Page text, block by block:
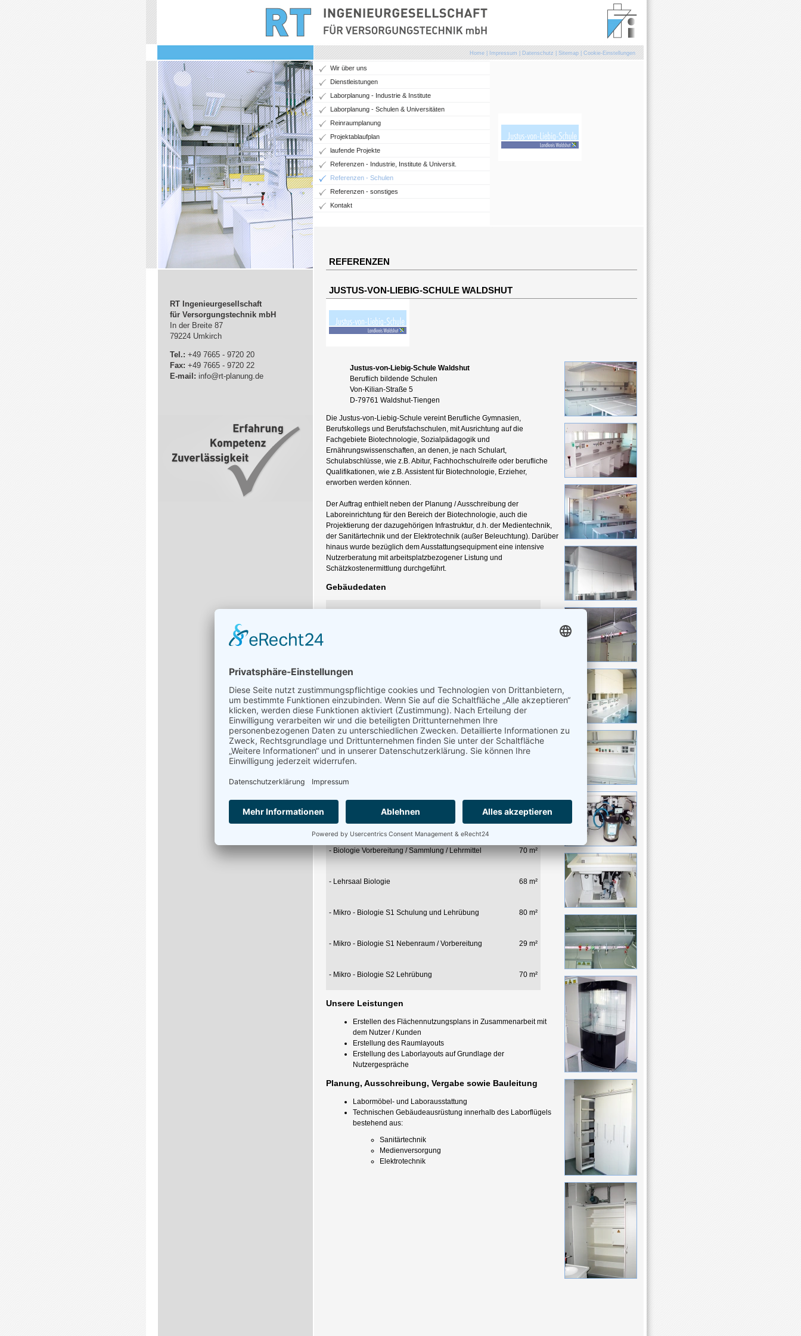
Home| Impressum Datenschutz Sitemap| Cookie-Einstellungen
RT Ingenieurgesellschaft
für Versorgungstechnik mbH
In der Breite 87
79224 Umkirch
Tel.: +49 7665 - 9720 20
Fax: +49 7665 - 9720 22
E-mail: info@rt-planung.de
Wir über uns
Dienstleistungen
Laborplanung - Industrie & Institute
Laborplanung - Schulen & Universitäten
Reinraumplanung
Projektablaufplan
laufende Projekte
Referenzen - Industrie, Institute & Universit.
Referenzen - Schulen
Referenzen - sonstiges
Kontakt
REFERENZEN
JUSTUS-VON-LIEBIG-SCHULE WALDSHUT
Justus-von-Liebig-Schule Waldshut
Beruflich bildende Schulen
Von-Kilian-Straße 5
D-79761 Waldshut-Tiengen
Die Justus-von-Liebig-Schule vereint Berufliche Gymnasien,
Berufskollegs und Berufsfachschulen, mit Ausrichtung auf die
Fachgebiete Biotechnologie, Sozialpädagogik und
Ernährungswissenschaften, an denen, je nach Schulart,
Schulabschlüsse, wie z.B. Abitur, Fachhochschulreife oder berufliche
Qualifikationen, wie z.B. Assistent für Biotechnologie, Erzieher,
erworben werden können.
Der Auftrag enthielt neben der Planung / Ausschreibung der
Laboreinrichtung für den Bereich der Biotechnologie, auch die
Projektierung der dazugehörigen Infrastruktur, d.h. der Medientechnik,
der Sanitärtechnik und der Elektrotechnik (außer Beleuchtung). Darüber
hinaus wurde bezüglich dem Ausstattungsequipment eine intensive
Nutzerberatung mit arbeitsplatzbezogener Listung und
Schätzkostenermittlung durchgeführt.
Gebäudedaten
Kosten der Mikrobiologischen Labore ohne
Lehrmittel jedoch mit Mobiliar
(Gesamtplanungsumfang RT)
Nutzung der Laborfläche
- Anwendungs- und Schulungslabor Chemie
- Biologie Vorbereitung / Sammlung / Lehrmittel 70 m²
- Lehrsaal Biologie 68 m²
- Mikro - Biologie S1 Schulung und Lehrübung 80 m²
- Mikro - Biologie S1 Nebenraum / Vorbereitung 29 m²
- Mikro - Biologie S2 Lehrübung 70 m²
Unsere Leistungen
Erstellen des Flächennutzungsplans in Zusammenarbeit mit
dem Nutzer / Kunden
Erstellung des Raumlayouts
Erstellung des Laborlayouts auf Grundlage der
Nutzergespräche
Planung, Ausschreibung, Vergabe sowie Bauleitung
Labormöbel- und Laborausstattung
Technischen Gebäudeausrüstung innerhalb des Laborflügels
bestehend aus:
Sanitärtechnik
Medienversorgung
Elektrotechnik